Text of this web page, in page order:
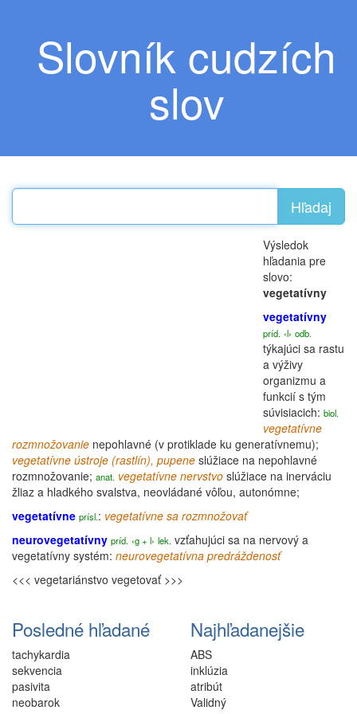
Slovník cudzích
slov
Hľadaj
Výsledok
hľadania pre
slovo:
vegetatívny
vegetatívny
príd. ‹l› odb.
týkajúci sa rastu
a výživy
organizmu a
funkcií s tým
súvisiacich: biol.
vegetatívne
rozmnožovanie nepohlavné (v protiklade ku generatívnemu);
vegetatívne ústroje (rastlín), pupene slúžiace na nepohlavné
rozmnožovanie; anat. vegetatívne nervstvo slúžiace na inerváciu
žliaz a hladkého svalstva, neovládané vôľou, autonómne;
vegetatívne prísl.: vegetatívne sa rozmnožovať
neurovegetatívny príd. ‹g + l› lek. vzťahujúci sa na nervový a
vegetatívny systém: neurovegetatívna predráždenosť
<<< vegetariánstvo vegetovať >>>
Posledné hľadané
tachykardia
sekvencia
pasivita
neobarok
Najhľadanejšie
ABS
inklúzia
atribút
Validný